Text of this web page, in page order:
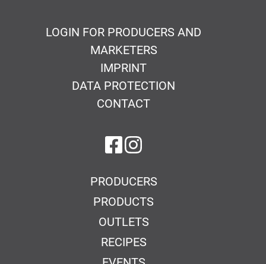
LOGIN FOR PRODUCERS AND
MARKETERS
IMPRINT
DATA PROTECTION
CONTACT
on Facebook
on Instagram
PRODUCERS
PRODUCTS
OUTLETS
RECIPES